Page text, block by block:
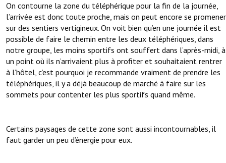
On contourne la zone du téléphérique pour la fin de la journée,
l’arrivée est donc toute proche, mais on peut encore se promener
sur des sentiers vertigineux. On voit bien qu’en une journée il est
possible de faire le chemin entre les deux téléphériques, dans
notre groupe, les moins sportifs ont souffert dans l’après-midi, à
un point où ils n’arrivaient plus à profiter et souhaitaient rentrer
à l’hôtel, c’est pourquoi je recommande vraiment de prendre les
téléphériques, il y a déjà beaucoup de marché à faire sur les
sommets pour contenter les plus sportifs quand même.
Certains paysages de cette zone sont aussi incontournables, il
faut garder un peu d’énergie pour eux.